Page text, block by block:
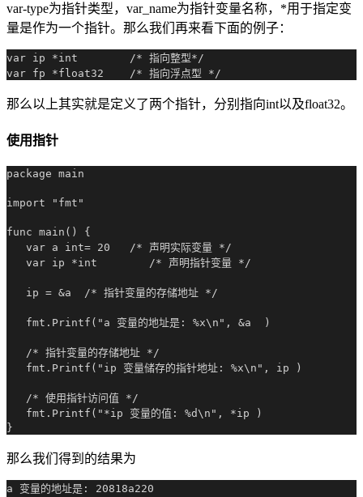
var-type为指针类型，var_name为指针变量名称，*用于指定变
量是作为一个指针。那么我们再来看下面的例子：
var ip *int        /* 指向整型*/
那么以上其实就是定义了两个指针，分别指向int以及float32。
使用指针
package main
import "fmt"
func main() {
   var a int= 20   /* 声明实际变量 */
   var ip *int        /* 声明指针变量 */
   ip = &a  /* 指针变量的存储地址 */
   fmt.Printf("a 变量的地址是: %x\n", &a  )
   /* 指针变量的存储地址 */
   fmt.Printf("ip 变量储存的指针地址: %x\n", ip )
   /* 使用指针访问值 */
   fmt.Printf("*ip 变量的值: %d\n", *ip )
那么我们得到的结果为
a 变量的地址是: 20818a220